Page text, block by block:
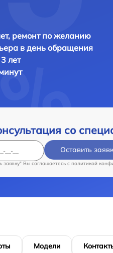
ремонт по желанию
в день обращения
лет
со
Оставить
Вы соглашаетесь c политикой
Модели